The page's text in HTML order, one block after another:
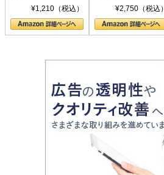
シリーズ)¥1,210（税込）
〈ヤヌス〉の二つ
の顔
¥2,750（税込）